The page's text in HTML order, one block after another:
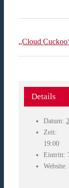
„Cloud
Details
Datum:
Zeit:
19:00
Eintritt:
Website: